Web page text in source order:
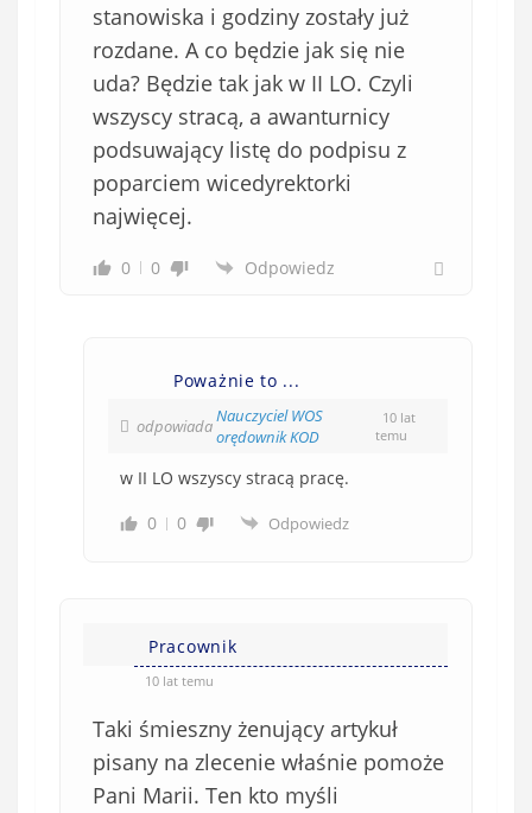
stanowiska i godziny zostały już
rozdane. A co będzie jak się nie
uda? Będzie tak jak w II LO. Czyli
wszyscy stracą, a awanturnicy
podsuwający listę do podpisu z
poparciem wicedyrektorki
najwięcej.
0 0 Odpowiedz
Poważnie to ...
odpowiadaNauczyciel WOS
orędownik KOD
10 lat
temu
w II LO wszyscy stracą pracę.
0
0 Odpowiedz
Pracownik
10 lat temu
Taki śmieszny żenujący artykuł
pisany na zlecenie właśnie pomoże
Pani Marii. Ten kto myśli